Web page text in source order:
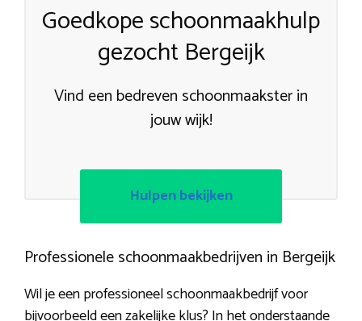
Goedkope schoonmaakhulp
gezocht Bergeijk
Vind een bedreven schoonmaakster in
jouw wijk!
Hulpen bekijken
Professionele schoonmaakbedrijven in Bergeijk
Wil je een professioneel schoonmaakbedrijf voor
bijvoorbeeld een zakelijke klus? In het onderstaande